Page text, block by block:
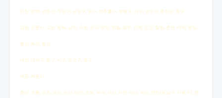
인천: 전체, 강화군, 계양구, 남동구, 동구, 미추홀구, 부평구, 서구, 연수구, 옹진군, 중구
강원: 강릉시, 고성, 동해, 삼척, 속초, 양구, 양양, 영월, 원주, 인제, 정군, 철원, 춘천, 태백, 평창,
홍천, 화천, 횡성
대전: 대덕구, 동구, 서구, 유성구, 중구
세종: 세종시
충남: 계룡, 공주, 금산, 논산, 당진, 보령, 부여, 서산, 서천, 아산, 예산, 천안(동남구, 서북구), 청